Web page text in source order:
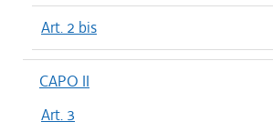
Art. 2 bis
CAPO II
Art. 3